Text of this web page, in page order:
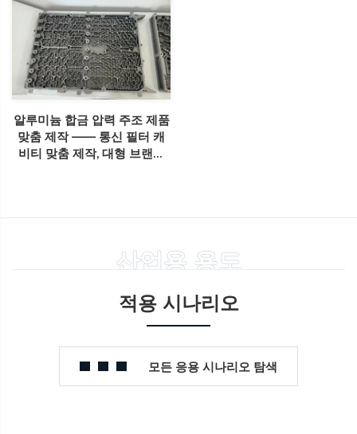
알루미늄 합금 압력 주조 제품
맞춤 제작 —— 통신 필터 캐
비티 맞춤 제작, 대형 브랜드
산업용 용도
적용 시나리오
모든 응용 시나리오 탐색